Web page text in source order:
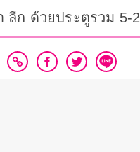
ลีก ด้วยประตูรวม 5-2